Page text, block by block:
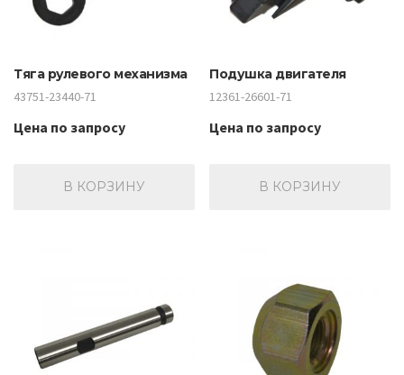
Тяга рулевого механизма
43751-23440-71
Цена по запросу
В КОРЗИНУ
Подушка двигателя
12361-26601-71
Цена по запросу
В КОРЗИНУ